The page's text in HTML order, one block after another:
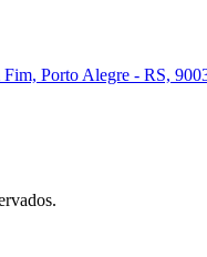
Porto Alegre - RS,